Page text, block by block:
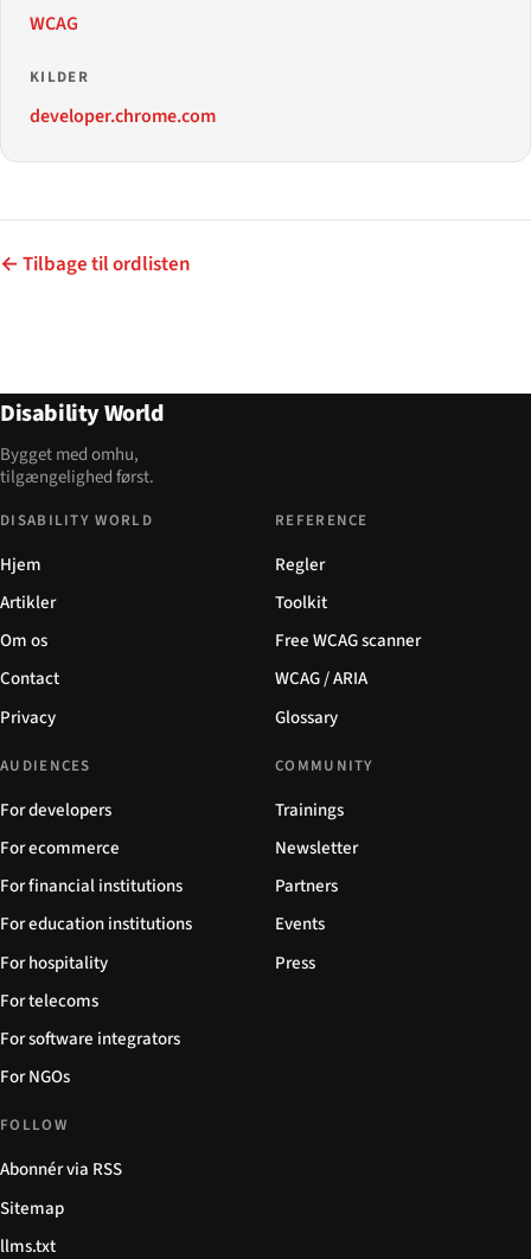
WCAG
KILDER
developer.chrome.com
← Tilbage til ordlisten
Disability World
Bygget med omhu,
tilgængelighed først.
DISABILITY WORLD
Hjem
Artikler
Om os
Contact
Privacy
REFERENCE
Regler
Toolkit
Free WCAG scanner
WCAG / ARIA
Glossary
AUDIENCES
For developers
For ecommerce
For financial institutions
For education institutions
For hospitality
For telecoms
For software integrators
For NGOs
COMMUNITY
Trainings
Newsletter
Partners
Events
Press
FOLLOW
Abonnér via RSS
Sitemap
llms.txt